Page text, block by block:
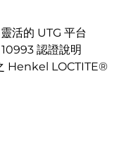
的 UTG 平台
認證說明
Henkel LOCTITE®